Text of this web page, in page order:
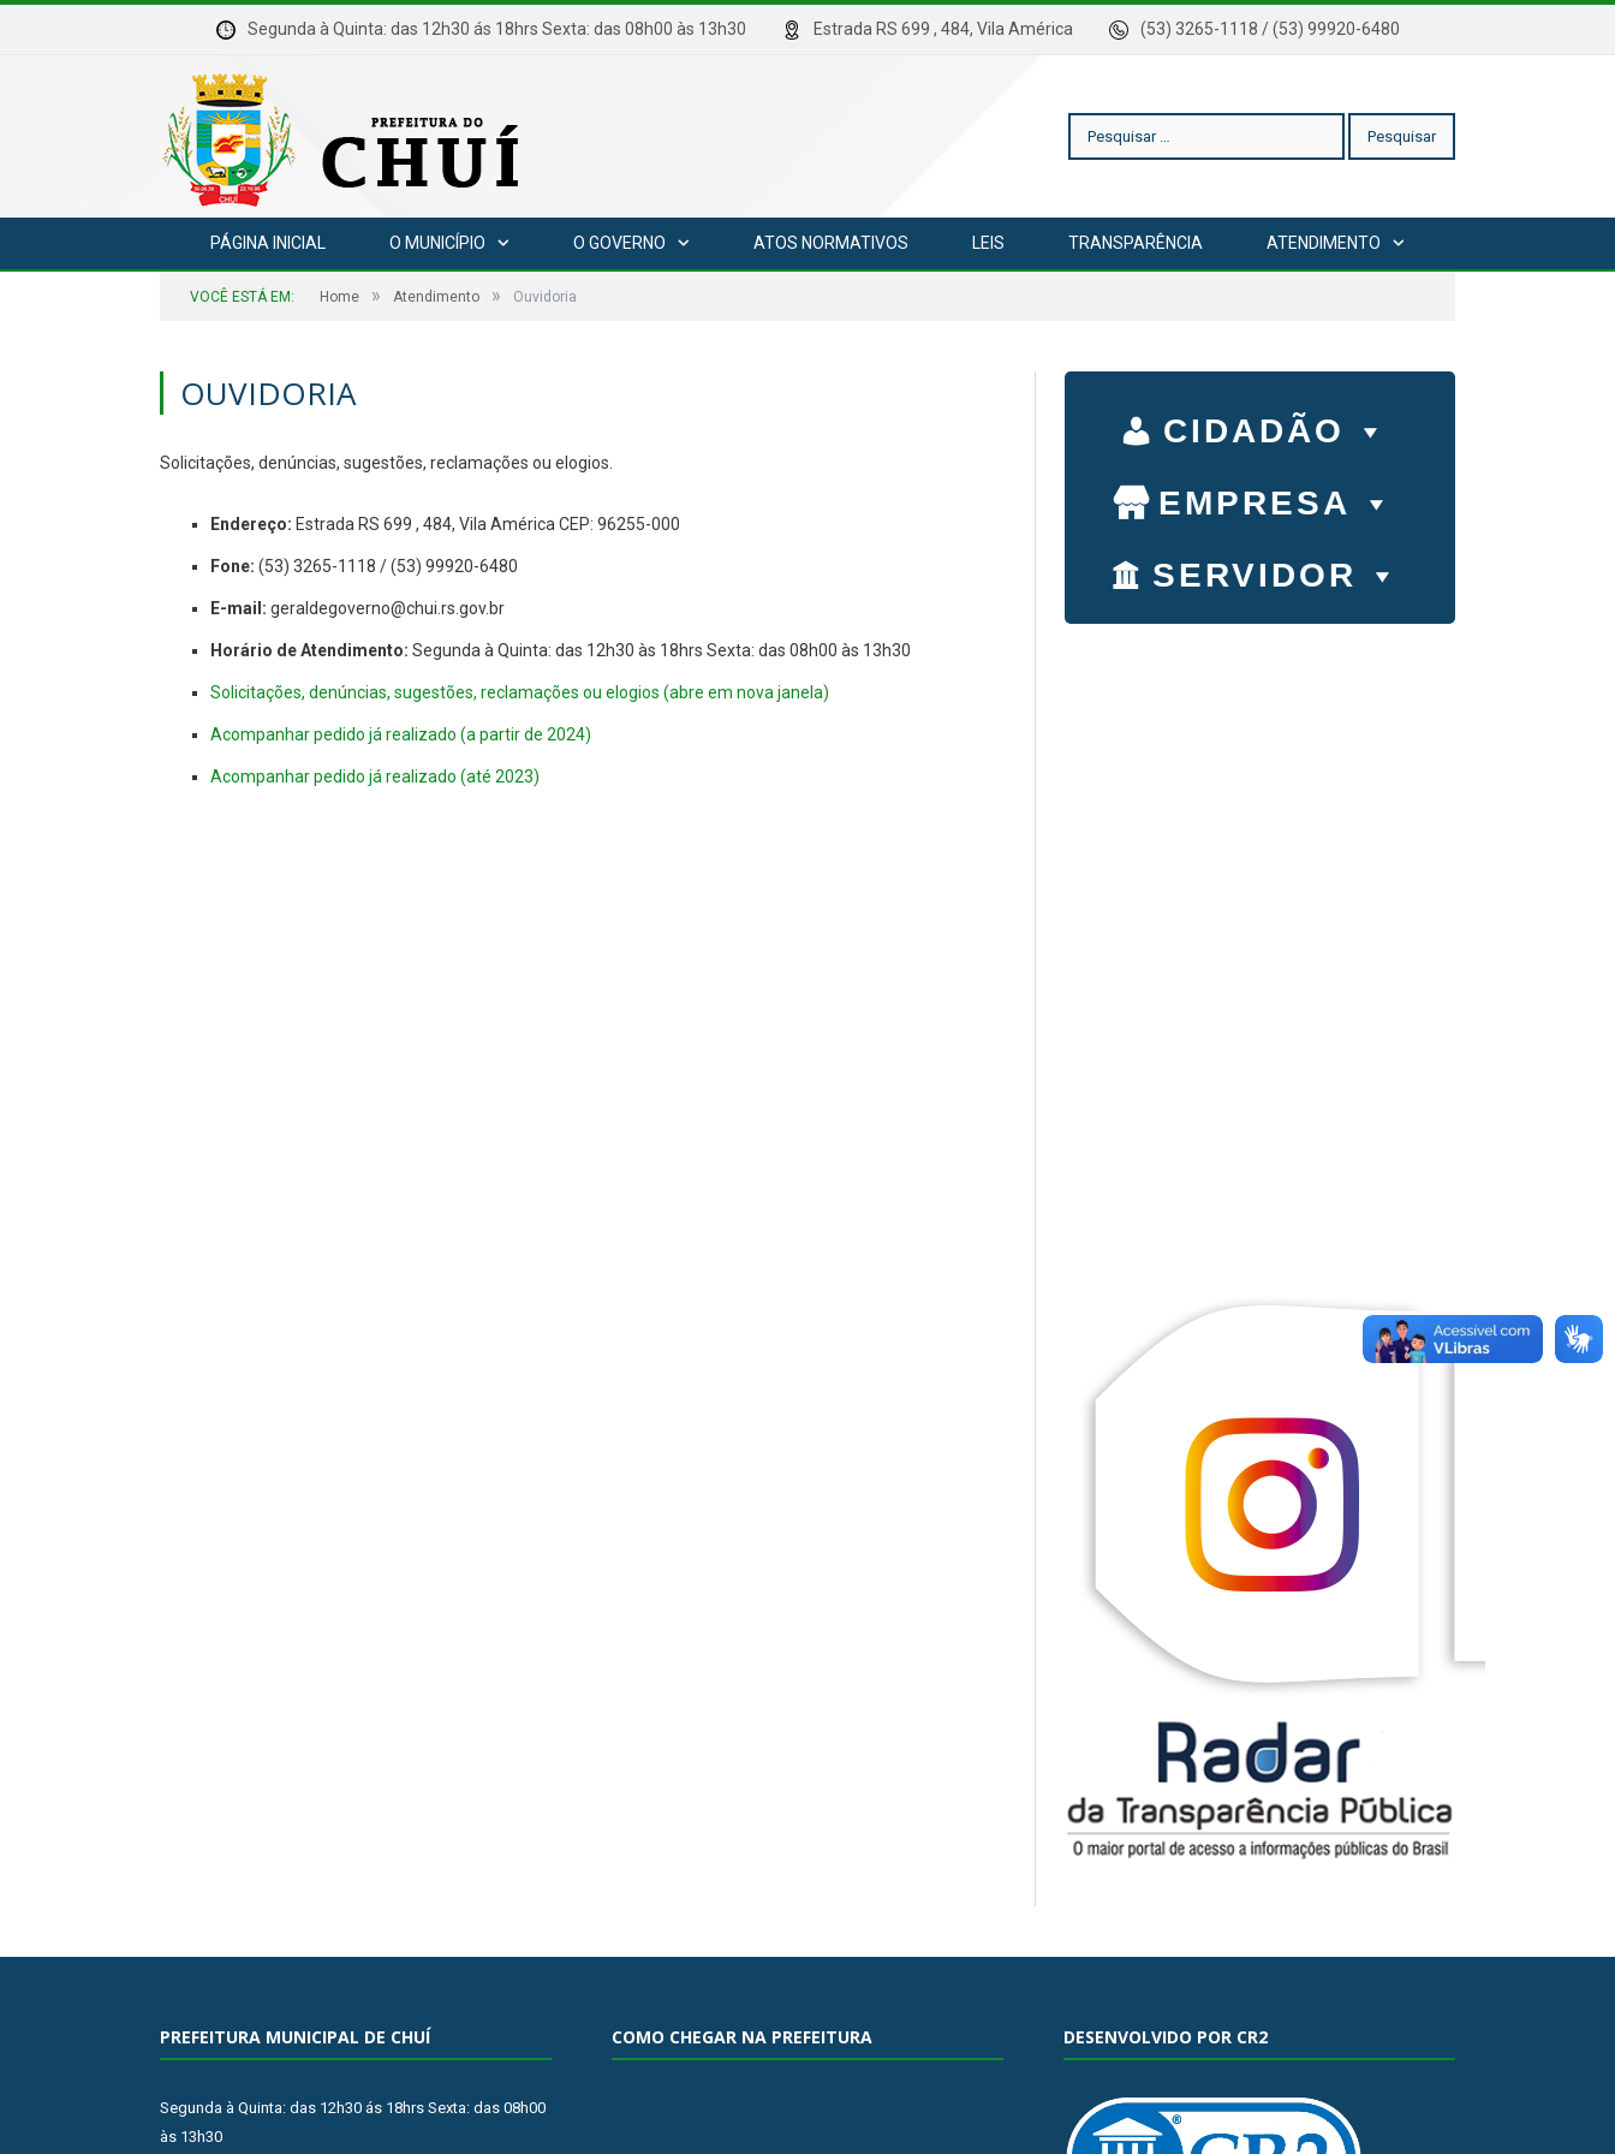
Segunda à Quinta: das 12h30 ás 18hrs Sexta: das 08h00 às 13h30 Estrada RS 699 , 484, Vila América (53) 3265-1118 / (53) 99920-6480
Pesquisar
PÁGINA INICIAL O MUNICÍPIO O GOVERNO ATOS NORMATIVOS LEIS TRANSPARÊNCIA ATENDIMENTO
VOCÊ ESTÁ EM: Home » Atendimento » Ouvidoria
OUVIDORIA
Solicitações, denúncias, sugestões, reclamações ou elogios.
Endereço: Estrada RS 699 , 484, Vila América CEP: 96255-000
Fone: (53) 3265-1118 / (53) 99920-6480
E-mail: geraldegoverno@chui. rs.gov.br
Horário de Atendimento: Segunda à Quinta: das 12h30 às 18hrs Sexta: das 08h00 às 13h30
Solicitações, denúncias, sugestões, reclamações ou elogios (abre em nova janela)
Acompanhar pedido já realizado (a partir de 2024)
Acompanhar pedido já realizado (até 2023)
CIDADÃO
EMPRESA
SERVIDOR
PREFEITURA MUNICIPAL DE CHUÍ
Segunda à Quinta: das 12h30 ás 18hrs Sexta: das 08h00
às 13h30
COMO CHEGAR NA PREFEITURA DESENVOLVIDO POR CR2